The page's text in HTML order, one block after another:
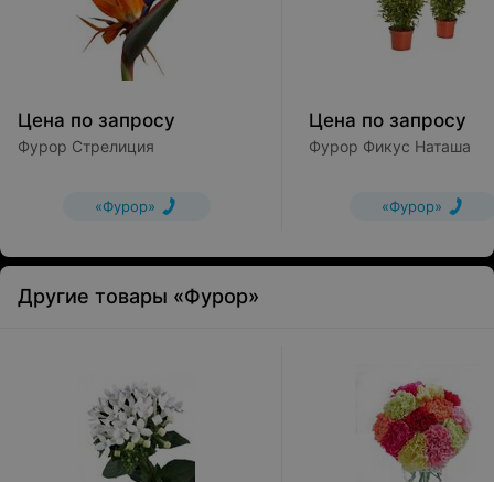
Цена по запросу
Фурор Стрелиция
«Фурор»
Цена по запросу
Фурор Фикус Наташа
«Фурор»
Другие товары «Фурор»